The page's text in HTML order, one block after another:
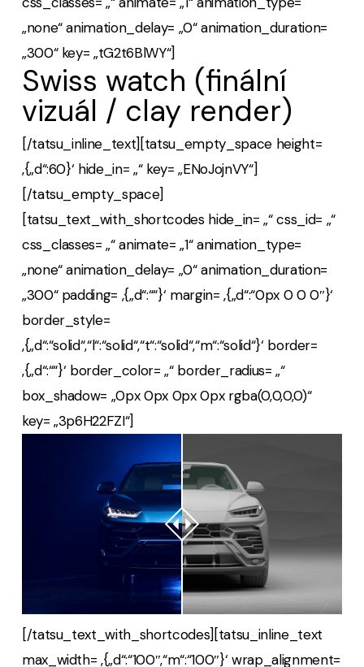
„none“ animation_delay= „0“ animation_duration=
„300“ key= „tG2t6BlWY“]
Swiss watch (finální
vizuál / clay render)
[/tatsu_inline_text][tatsu_empty_space height=
‚{„d“:60}‘ hide_in= „“ key= „ENoJojnVY“]
[/tatsu_empty_space]
[tatsu_text_with_shortcodes hide_in= „“ css_id= „“
css_classes= „“ animate= „1“ animation_type=
„none“ animation_delay= „0“ animation_duration=
„300“ padding= ‚{„d“:““}‘ margin= ‚{„d“:“0px 0 0 0″}‘
border_style=
‚{„d“:“solid“,“l“:“solid“,“t“:“solid“,“m“:“solid“}‘ border=
‚{„d“:““}‘ border_color= „“ border_radius= „“
box_shadow= „0px 0px 0px 0px rgba(0,0,0,0)“
key= „3p6H22FZI“]
[/tatsu_text_with_shortcodes][tatsu_inline_text
max_width= ‚{„d“:“100″,“m“:“100″}‘ wrap_alignment=